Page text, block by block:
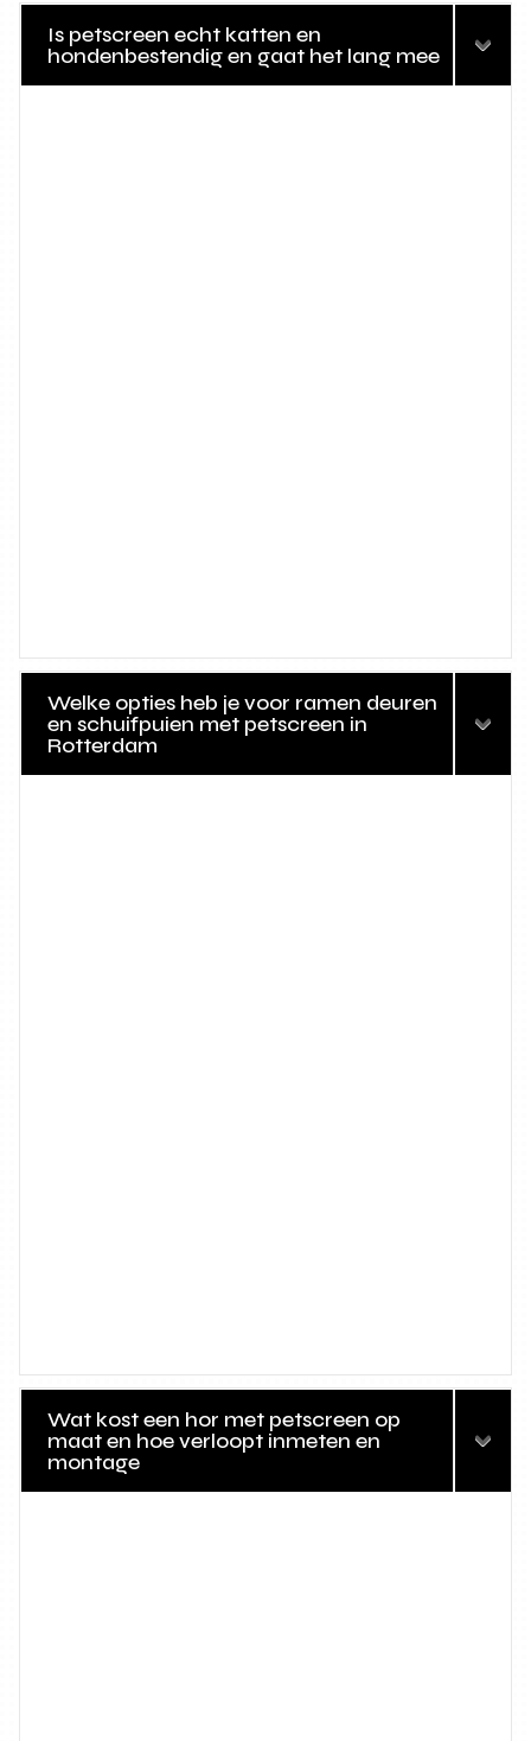
Is petscreen echt katten en
hondenbestendig en gaat het lang mee
Welke opties heb je voor ramen deuren
en schuifpuien met petscreen in
Rotterdam
Wat kost een hor met petscreen op
maat en hoe verloopt inmeten en
montage